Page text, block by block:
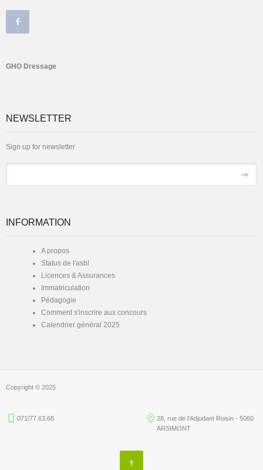
GHO Dressage
NEWSLETTER
Sign up for newsletter
INFORMATION
A propos
Status de l'asbl
Licences & Assurances
Immatriculation
Pédagogie
Comment s'inscrire aux concours
Calendrier général 2025
Copyright © 2025
071/77.63.68
28, rue de l'Adjudant Roisin - 5060
ARSIMONT